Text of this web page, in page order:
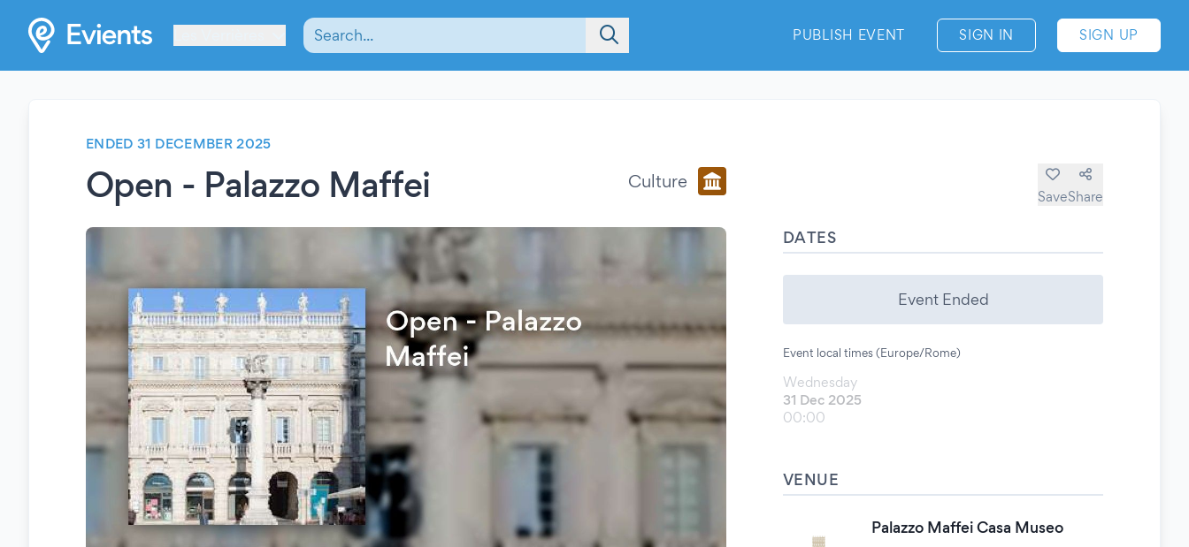
PUBLISH EVENT SIGN IN SIGN UP
ENDED 31 DECEMBER 2025
Open - Palazzo Maffei Culture
SaveShare
DATES
Event Ended
Event local times (Europe/Rome)
Wednesday
31 Dec 2025
00:00
VENUE
Palazzo Maffei Casa Museo